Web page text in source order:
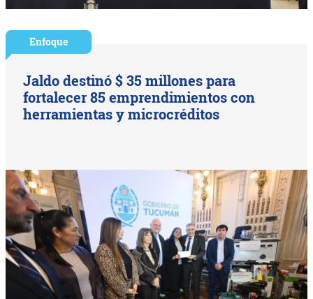
Enfoque
Jaldo destinó $ 35 millones para
fortalecer 85 emprendimientos con
herramientas y microcréditos